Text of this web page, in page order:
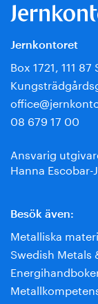
Jernkontoret
Box 1721, 111
08 679 17 00
Ansvarig
Hanna Escobar-
Besök även:
Metalliska
Swedish Metals